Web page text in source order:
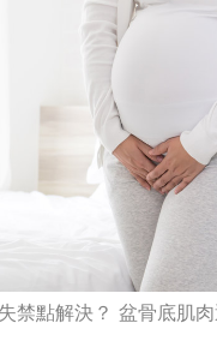
禁點解決？ 盆骨底肌